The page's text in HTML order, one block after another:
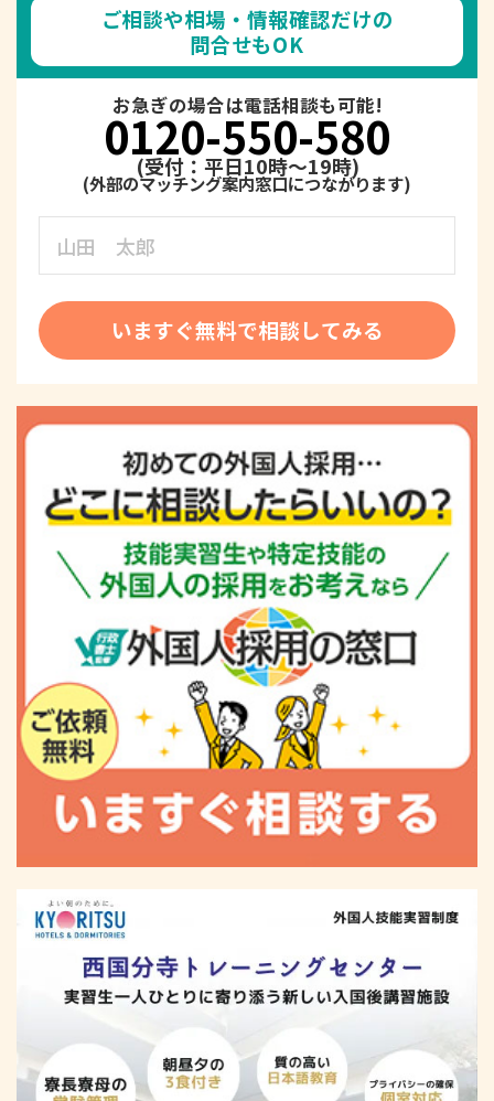
ご相談や相場・情報確認だけの
問合せもOK
お急ぎの場合は電話相談も可能!
0120-550-580
(受付：平日10時～19時)
いますぐ無料で相談してみる